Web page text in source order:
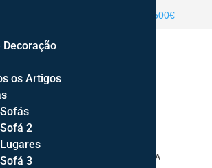
PORTUGAL CONTINENTAL >500€
/
/ CADEIRA
Decoração
os Artigos
Sofás
Sofá 2
Lugares
Sofá 3